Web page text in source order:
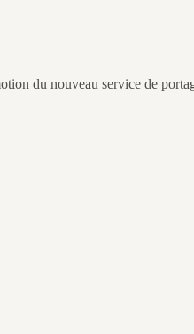
du nouveau service de